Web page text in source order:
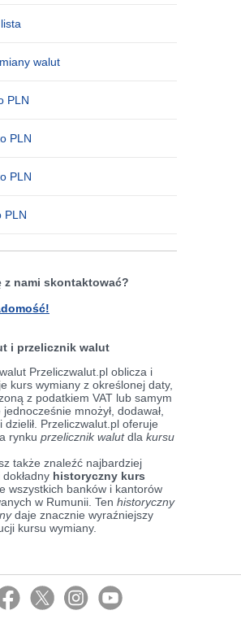
walut
PLN
PLN
PLN
PLN
z nami skontaktować?
i przelicznik walut
Przeliczwalut.pl oblicza i
kurs wymiany z określonej daty,
z podatkiem VAT lub samym
jednocześnie mnożył, dodawał,
dzielił. Przeliczwalut.pl oferuje
rynku przelicznik walutdla kursu
także znaleźć najbardziej
historyczny kurs
wszystkich banków i kantorów
w Rumunii. Ten historyczny
daje znacznie wyraźniejszy
kursu wymiany.